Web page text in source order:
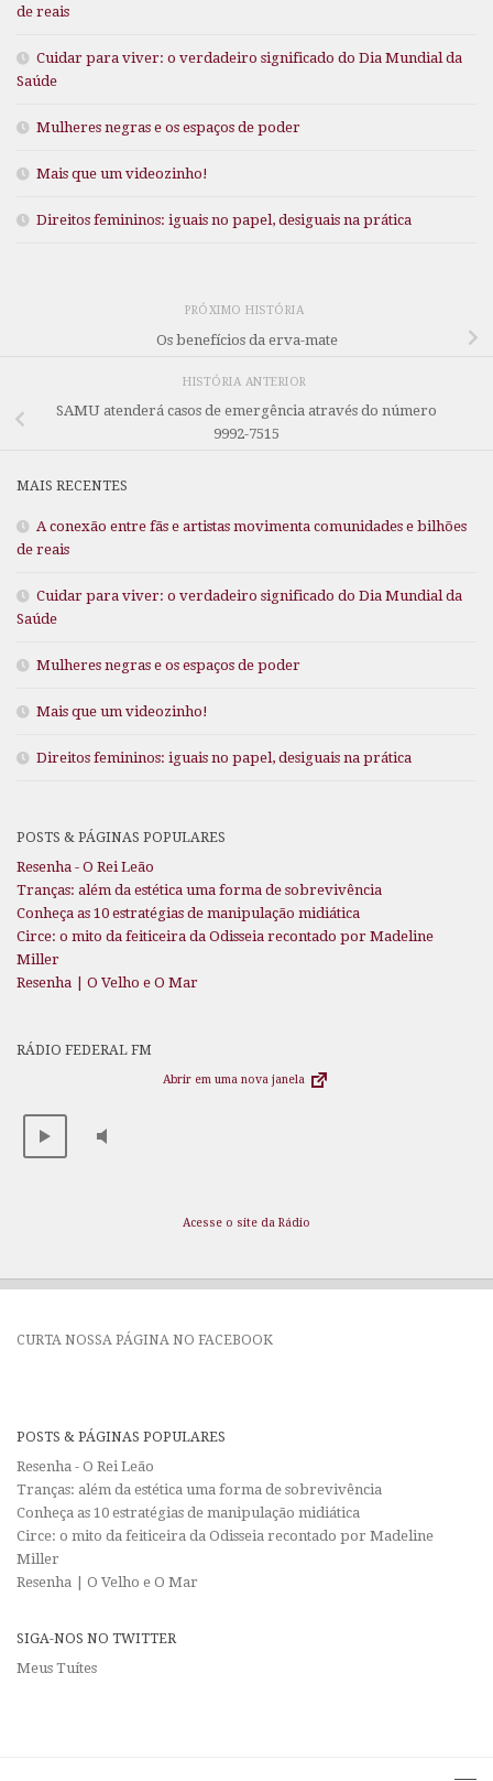
de reais
Cuidar para viver: o verdadeiro significado do Dia Mundial da
Saúde
Mulheres negras e os espaços de poder
Mais que um videozinho!
Direitos femininos: iguais no papel, desiguais na prática
PRÓXIMO HISTÓRIA
Os benefícios da erva-mate
HISTÓRIA ANTERIOR
SAMU atenderá casos de emergência através do número
9992-7515
MAIS RECENTES
A conexão entre fãs e artistas movimenta comunidades e bilhões
de reais
Cuidar para viver: o verdadeiro significado do Dia Mundial da
Saúde
Mulheres negras e os espaços de poder
Mais que um videozinho!
Direitos femininos: iguais no papel, desiguais na prática
POSTS & PÁGINAS POPULARES
Resenha - O Rei Leão
Tranças: além da estética uma forma de sobrevivência
Conheça as 10 estratégias de manipulação midiática
Circe: o mito da feiticeira da Odisseia recontado por Madeline
Miller
Resenha | O Velho e O Mar
RÁDIO FEDERAL FM
Abrir em uma nova janela
Acesse o site da Rádio
CURTA NOSSA PÁGINA NO FACEBOOK
POSTS & PÁGINAS POPULARES
Resenha - O Rei Leão
Tranças: além da estética uma forma de sobrevivência
Conheça as 10 estratégias de manipulação midiática
Circe: o mito da feiticeira da Odisseia recontado por Madeline
Miller
Resenha | O Velho e O Mar
SIGA-NOS NO TWITTER
Meus Tuítes